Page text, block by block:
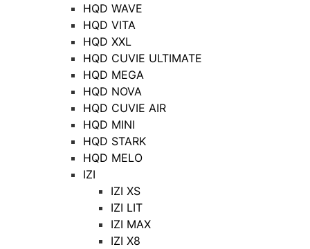
HQD WAVE
HQD VITA
HQD XXL
HQD CUVIE ULTIMATE
HQD MEGA
HQD NOVA
HQD CUVIE AIR
HQD MINI
HQD STARK
HQD MELO
IZI
IZI XS
IZI LIT
IZI MAX
IZI X8